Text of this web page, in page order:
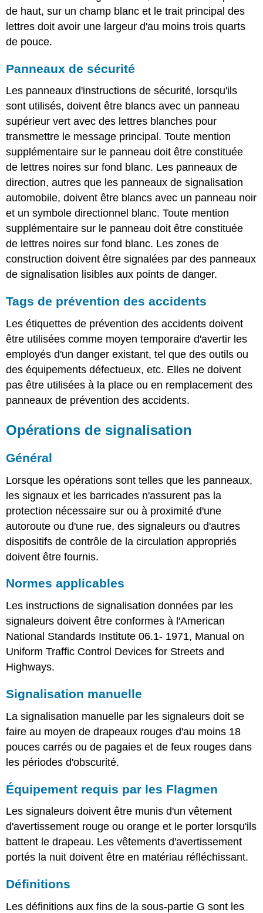
de haut, sur un champ blanc et le trait principal des
lettres doit avoir une largeur d'au moins trois quarts
de pouce.
Panneaux de sécurité
Les panneaux d'instructions de sécurité, lorsqu'ils
sont utilisés, doivent être blancs avec un panneau
supérieur vert avec des lettres blanches pour
transmettre le message principal. Toute mention
supplémentaire sur le panneau doit être constituée
de lettres noires sur fond blanc. Les panneaux de
direction, autres que les panneaux de signalisation
automobile, doivent être blancs avec un panneau noir
et un symbole directionnel blanc. Toute mention
supplémentaire sur le panneau doit être constituée
de lettres noires sur fond blanc. Les zones de
construction doivent être signalées par des panneaux
de signalisation lisibles aux points de danger.
Tags de prévention des accidents
Les étiquettes de prévention des accidents doivent
être utilisées comme moyen temporaire d'avertir les
employés d'un danger existant, tel que des outils ou
des équipements défectueux, etc. Elles ne doivent
pas être utilisées à la place ou en remplacement des
panneaux de prévention des accidents.
Opérations de signalisation
Général
Lorsque les opérations sont telles que les panneaux,
les signaux et les barricades n'assurent pas la
protection nécessaire sur ou à proximité d'une
autoroute ou d'une rue, des signaleurs ou d'autres
dispositifs de contrôle de la circulation appropriés
doivent être fournis.
Normes applicables
Les instructions de signalisation données par les
signaleurs doivent être conformes à l'American
National Standards Institute 06.1- 1971, Manual on
Uniform Traffic Control Devices for Streets and
Highways.
Signalisation manuelle
La signalisation manuelle par les signaleurs doit se
faire au moyen de drapeaux rouges d'au moins 18
pouces carrés ou de pagaies et de feux rouges dans
les périodes d'obscurité.
Équipement requis par les Flagmen
Les signaleurs doivent être munis d'un vêtement
d'avertissement rouge ou orange et le porter lorsqu'ils
battent le drapeau. Les vêtements d'avertissement
portés la nuit doivent être en matériau réfléchissant.
Définitions
Les définitions aux fins de la sous-partie G sont les